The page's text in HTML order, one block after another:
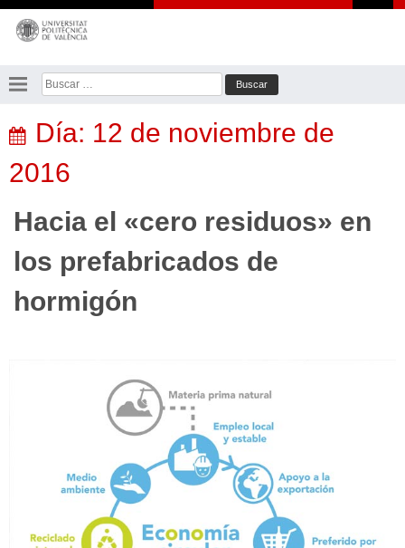
Saltar
contenido
Buscar:
Día: 12 de noviembre de
2016
Hacia el «cero residuos» en
los prefabricados de
hormigón